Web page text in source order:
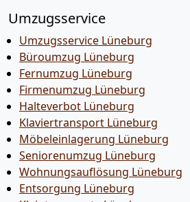
Umzugsservice
Umzugsservice Lüneburg
Büroumzug Lüneburg
Fernumzug Lüneburg
Firmenumzug Lüneburg
Halteverbot Lüneburg
Klaviertransport Lüneburg
Möbeleinlagerung Lüneburg
Seniorenumzug Lüneburg
Wohnungsauflösung Lüneburg
Entsorgung Lüneburg